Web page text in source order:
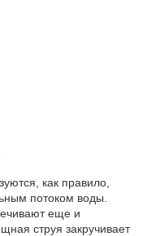
как правило,
потоком воды.
еще и
струя закручивает